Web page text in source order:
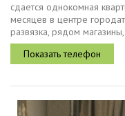
сдается однокомная
месяцев в центре
развязка, рядом
порядочным,
людям...